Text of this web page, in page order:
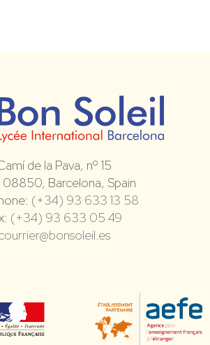
de la Pava, nº 15
08850, Barcelona, Spain
(+34) 93 633 13 58
(+34) 93 633 05 49